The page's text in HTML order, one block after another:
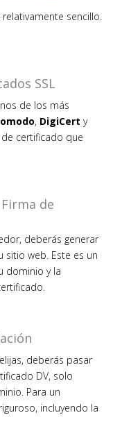
sencillo.
SSL
de los más
, DigiCert y
certificado que
de
deberás generar
sitio web. Este es un
dominio y la
deberás pasar
DV, solo
Para un
incluyendo la